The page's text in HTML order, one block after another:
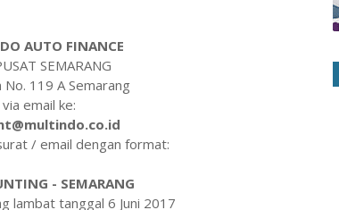
AUTO FINANCE
SEMARANG
No. 119 A Semarang
email ke:
/ email dengan format:
- SEMARANG
lambat tanggal 6 Juni 2017